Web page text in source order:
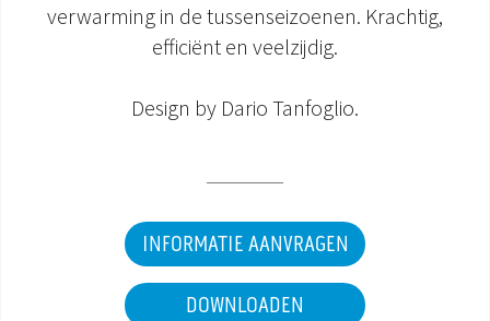
verwarming in de tussenseizoenen. Krachtig,
efficiënt en veelzijdig.
Design by Dario Tanfoglio.
INFORMATIE AANVRAGEN
DOWNLOADEN